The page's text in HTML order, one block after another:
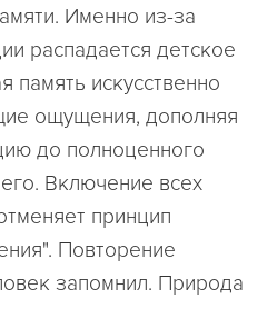
Именно из-за
распадается детское
память искусственно
ощущения, дополняя
до полноценного
Включение всех
принцип
Повторение
запомнил. Природа